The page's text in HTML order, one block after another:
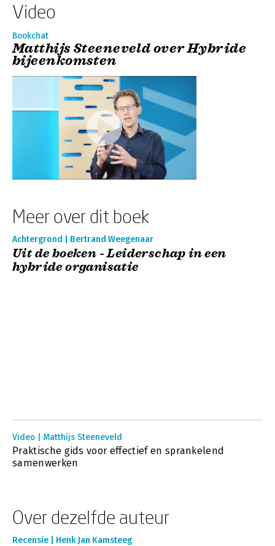
Video
Bookchat
Matthijs Steeneveld over Hybride
bijeenkomsten
Meer over dit boek
Achtergrond | Bertrand Weegenaar
Uit de boeken - Leiderschap in een
hybride organisatie
Video | Matthijs Steeneveld
Praktische gids voor effectief en sprankelend
samenwerken
Over dezelfde auteur
Recensie | Henk Jan Kamsteeg